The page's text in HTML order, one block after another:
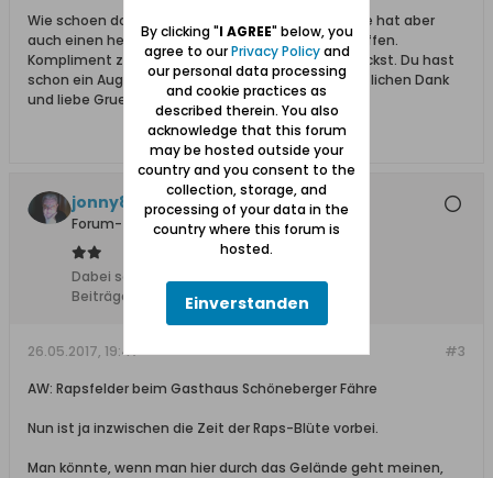
Wie schoen doch unsere Heimat ist, Wolfgang ! Sie hat aber
auch einen hervorragenden Photographen erschaffen.
Kompliment zu den Bildern die Du uns immer schickst. Du hast
schon ein Auge fuer die Schoenheit der Natur. Herzlichen Dank
und liebe Gruesse von der Feli.
jonny810
Forum-Teilnehmer
Dabei seit:
Beiträge:
#3
26.05.2017, 19:47
AW: Rapsfelder beim Gasthaus Schöneberger Fähre
Nun ist ja inzwischen die Zeit der Raps-Blüte vorbei.
Man könnte, wenn man hier durch das Gelände geht meinen,
By clicking "I AGREE" below, you
agree to ourPrivacy Policyand
our personal data processing
and cookie practices as
described therein. You also
acknowledge that this forum
may be hosted outside your
country and you consent to the
collection, storage, and
processing of your data in the
country where this forum is
hosted.
Einverstanden